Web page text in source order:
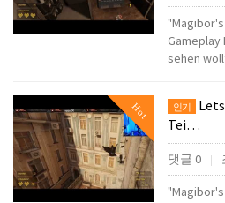
"Magibor's
Gameplay
sehen
Hot 인기
Tei…
댓글 0
"Magibor's